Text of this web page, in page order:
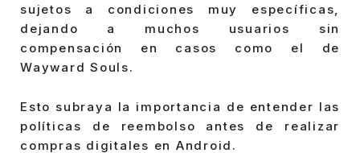
sujetos a condiciones muy específicas,
dejando a muchos usuarios sin
compensación en casos como el de
Wayward Souls.
Esto subraya la importancia de entender las
políticas de reembolso antes de realizar
compras digitales en Android.